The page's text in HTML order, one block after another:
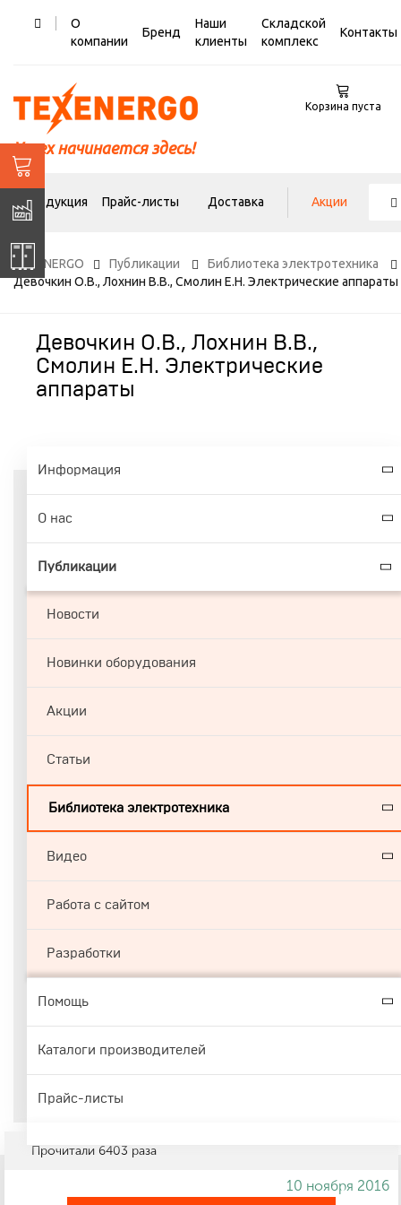
О
компании
Бренд
Наши
клиенты
Складской
комплекс
Контакты
Успех начинается здесь!
Корзина пуста
Продукция Прайс-листы Доставка Акции
TEXENERGO Публикации
Библиотека электротехника
Девочкин О.В., Лохнин В.В., Смолин Е.Н. Электрические аппараты
Девочкин О.В., Лохнин В.В.,
Смолин Е.Н. Электрические
аппараты
Информация
О нас
Публикации
Новости
Новинки оборудования
Акции
Статьи
Библиотека электротехника
Видео
Работа с сайтом
Разработки
Помощь
Каталоги производителей
Прайс-листы
Прочитали 6403 раза
10 ноября 2016